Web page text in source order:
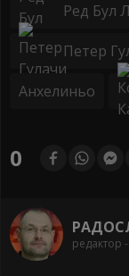
Ред Бул
Петер
Анхелиньо
0
редактор